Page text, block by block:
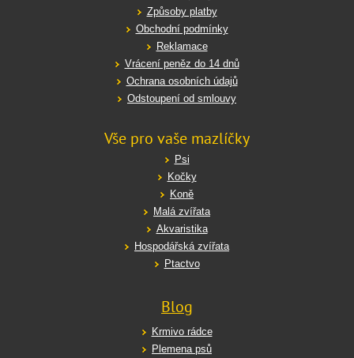
Způsoby platby
Obchodní podmínky
Reklamace
Vrácení peněz do 14 dnů
Ochrana osobních údajů
Odstoupení od smlouvy
Vše pro vaše mazlíčky
Psi
Kočky
Koně
Malá zvířata
Akvaristika
Hospodářská zvířata
Ptactvo
Blog
Krmivo rádce
Plemena psů